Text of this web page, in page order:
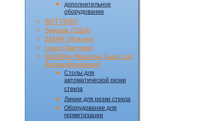
дополнительное
оборудование
BOTTERO
Swiggle (CША)
EMAR (Италия)
Lisec (Австрия)
BASSRA (Machine Tools Ltd,
Великобритания)
Столы для
автоматической резки
стекла
Линии для резки стекла
Оборудование для
герметизации